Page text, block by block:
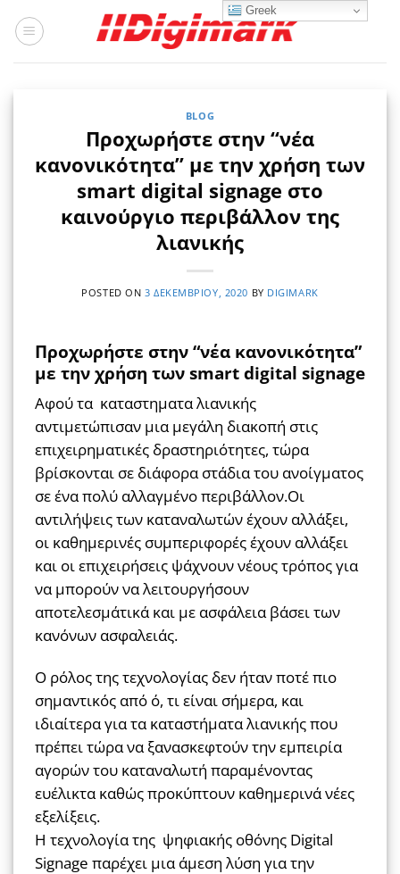
στο
BLOG
Προχωρήστε στην “νέα
κανονικότητα” με την χρήση των
smart digital signage στο
καινούργιο περιβάλλον της
λιανικής
POSTED ON 3 ΔΕΚΕΜΒΡΊΟΥ, 2020 BY DIGIMARK
Προχωρήστε στην “νέα κανονικότητα”
με την χρήση των smart digital signage
Αφού τα καταστηματα λιανικής
αντιμετώπισαν μια μεγάλη διακοπή στις
επιχειρηματικές δραστηριότητες, τώρα
βρίσκονται σε διάφορα στάδια του ανοίγματος
σε ένα πολύ αλλαγμένο περιβάλλον.Οι
αντιλήψεις των καταναλωτών έχουν αλλάξει,
οι καθημερινές συμπεριφορές έχουν αλλάξει
και οι επιχειρήσεις ψάχνουν νέους τρόπος για
να μπορούν να λειτουργήσουν
αποτελεσμάτικά και με ασφάλεια βάσει των
κανόνων ασφαλειάς.
Ο ρόλος της τεχνολογίας δεν ήταν ποτέ πιο
σημαντικός από ό, τι είναι σήμερα, και
ιδιαίτερα για τα καταστήματα λιανικής που
πρέπει τώρα να ξανασκεφτούν την εμπειρία
αγορών του καταναλωτή παραμένοντας
ευέλικτα καθώς προκύπτουν καθημερινά νέες
εξελίξεις.
Η τεχνολογία της ψηφιακής οθόνης Digital
Signage παρέχει μια άμεση λύση για την
Greek